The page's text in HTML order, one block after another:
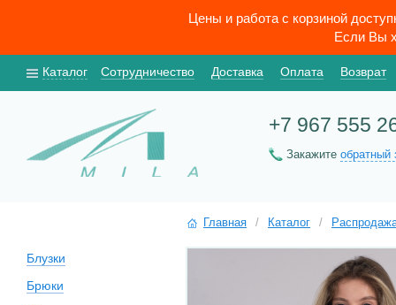
Цены и работа с корзиной
Если Вы
Каталог Сотрудничество Доставка Оплата Возврат
+7 967 555
Закажите обратный
Блузки
Брюки
Главная / Каталог /